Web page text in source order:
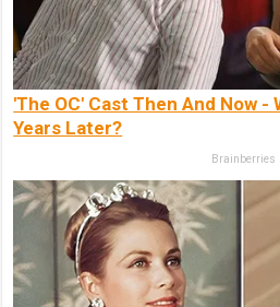
'The OC' Cast Then And Now -
Years Later?
Brainberries